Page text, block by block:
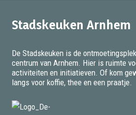
Stadskeuken Arnhem
De Stadskeuken is de
centrum van Arnhem. Hier is ruimte
activiteiten en initiatieven. Of kom
langs voor koffie, thee en een praatje.